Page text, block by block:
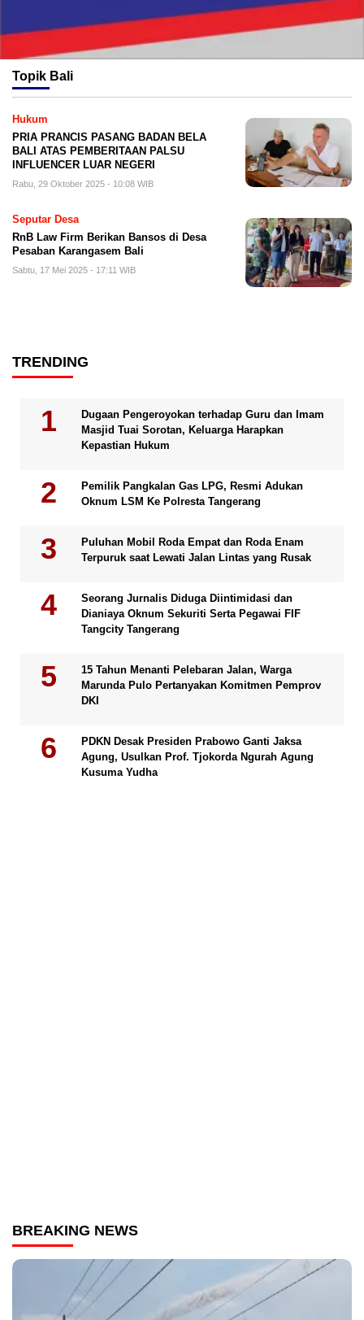
Topik Bali
Hukum
PRIA PRANCIS PASANG BADAN BELA
BALI ATAS PEMBERITAAN PALSU
INFLUENCER LUAR NEGERI
Rabu, 29 Oktober 2025 - 10:08 WIB
Seputar Desa
RnB Law Firm Berikan Bansos di Desa
Pesaban Karangasem Bali
Sabtu, 17 Mei 2025 - 17:11 WIB
TRENDING
Dugaan Pengeroyokan terhadap Guru dan Imam
Masjid Tuai Sorotan, Keluarga Harapkan
Kepastian Hukum
Pemilik Pangkalan Gas LPG, Resmi Adukan
Oknum LSM Ke Polresta Tangerang
Puluhan Mobil Roda Empat dan Roda Enam
Terpuruk saat Lewati Jalan Lintas yang Rusak
Seorang Jurnalis Diduga Diintimidasi dan
Dianiaya Oknum Sekuriti Serta Pegawai FIF
Tangcity Tangerang
15 Tahun Menanti Pelebaran Jalan, Warga
Marunda Pulo Pertanyakan Komitmen Pemprov
DKI
PDKN Desak Presiden Prabowo Ganti Jaksa
Agung, Usulkan Prof. Tjokorda Ngurah Agung
Kusuma Yudha
BREAKING NEWS